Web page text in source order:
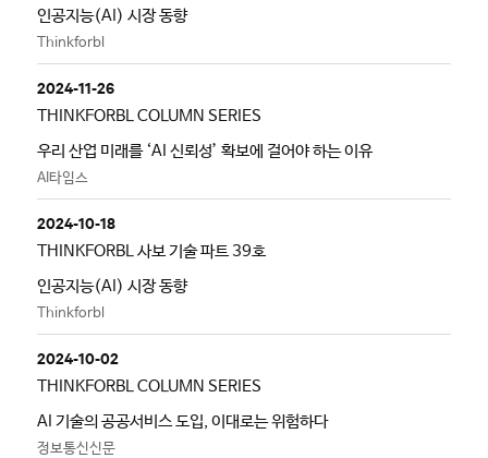
인공지능(AI) 시장 동향
Thinkforbl
2024-11-26
THINKFORBL COLUMN SERIES
우리 산업 미래를 ‘AI 신뢰성’ 확보에 걸어야 하는 이유
AI타임스
2024-10-18
THINKFORBL 사보 기술 파트 39호
인공지능(AI) 시장 동향
Thinkforbl
2024-10-02
THINKFORBL COLUMN SERIES
AI 기술의 공공서비스 도입, 이대로는 위험하다
정보통신신문